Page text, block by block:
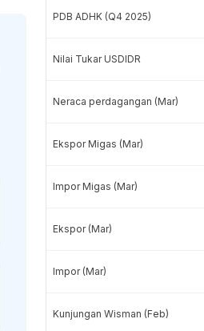
PDB ADHK (Q4 2025)
Nilai Tukar USDIDR
Neraca perdagangan (Mar)
Ekspor Migas (Mar)
Impor Migas (Mar)
Ekspor (Mar)
Impor (Mar)
Kunjungan Wisman (Feb)